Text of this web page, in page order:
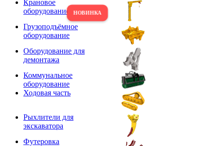
Крановое
оборудование
Грузоподъёмное
оборудование
Оборудование для
демонтажа
Коммунальное
оборудование
Ходовая часть
Рыхлители для
экскаватора
Футеровка